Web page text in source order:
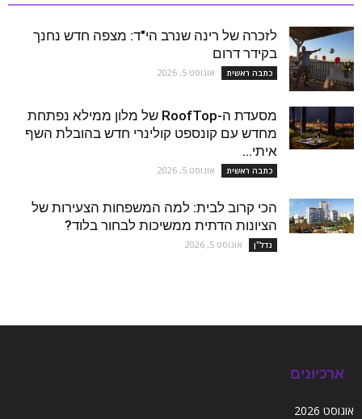
לזכרה של רינה שנרב הי"ד: מצפה חדש נחנך
בקידר דרום
כתבה ראשית אוגוסט 5, 2026
מסעדת ה-RoofTop של מלון ממילא נפתחת
מחדש עם קונספט קולינרי חדש בהובלת השף
איתי...
כתבה ראשית אוגוסט 5, 2026
הכי קרוב לבית: למה המשפחות הצעירות של
הציונות הדתית ממשיכות לבחור בלוד?
נדל''ן אוגוסט 5, 2026
ארכיונים
אוגוסט 2026